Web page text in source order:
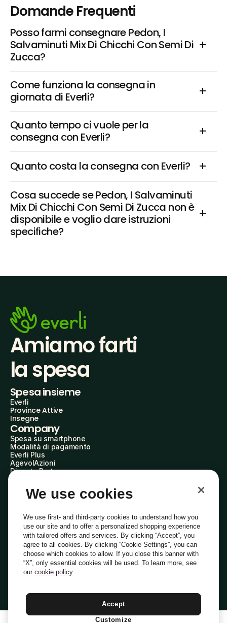
Domande Frequenti
Posso farmi consegnare Pedon, I
Salvaminuti Mix Di Chicchi Con Semi Di
Zucca?
Come funziona la consegna in
giornata di Everli?
Quanto tempo ci vuole per la
consegna con Everli?
Quanto costa la consegna con Everli?
Cosa succede se Pedon, I Salvaminuti
Mix Di Chicchi Con Semi Di Zucca non è
disponibile e voglio dare istruzioni
specifiche?
Amiamo farti
la spesa
Spesa insieme
Everli
Province Attive
Insegne
Company
Spesa su smartphone
Modalità di pagamento
Everli Plus
AgevolAzioni
Diventa Partner
Everli Shoppers
About Us
Everli News
Domande frequenti
Lavora con noi
Diventa Shopper
Investitori
PrivacyCookiePreferenze Cookie
Termini e CondizioniCodice Etico
Indirizzo PEC: everli@pec.it - indirizzo DPO: dpo@everli.com
Italiano
We use cookies
We use first- and third-party cookies to understand how you
use our site and to offer a personalized shopping experience
with tailored offers and services. By clicking “Accept”, you
agree to all cookies. By clicking “Cookie Settings”, you can
choose which cookies to allow. If you close this banner with
“X”, only essential cookies will be used. To learn more, see
our cookie policy
Accept
Customize